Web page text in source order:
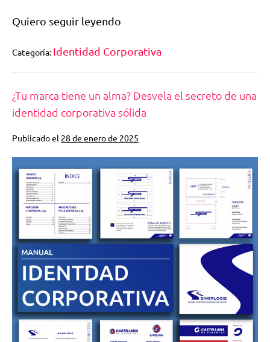
Quiero seguir leyendo
Categoría: Identidad Corporativa
¿Tu marca tiene un alma? Desvela el secreto de una
identidad corporativa sólida
Publicado el 28 de enero de 2025